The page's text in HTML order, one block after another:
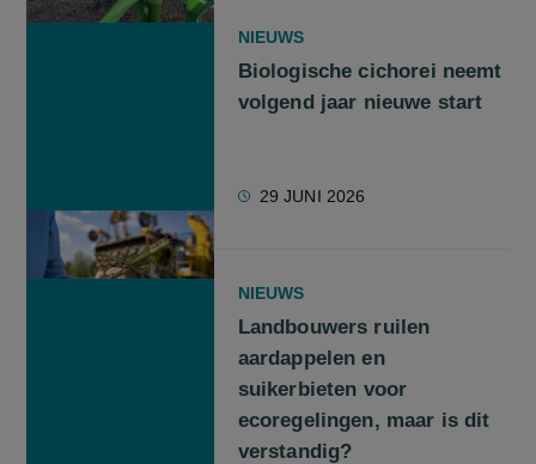
NIEUWS
Biologische cichorei neemt
volgend jaar nieuwe start
29 JUNI 2026
NIEUWS
Landbouwers ruilen
aardappelen en
suikerbieten voor
ecoregelingen, maar is dit
verstandig?